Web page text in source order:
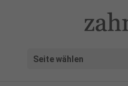
Seite wählen